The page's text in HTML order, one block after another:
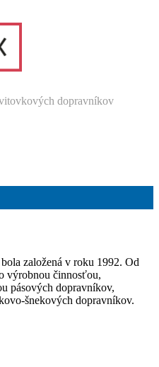
dopravníkov
založená v roku 1992. Od
výrobnou činnosťou,
pásových dopravníkov,
šnekových dopravníkov.